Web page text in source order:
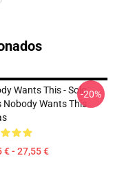
Wants This - Solo
Nobody Wants This
€ - 27,55 €
-20%